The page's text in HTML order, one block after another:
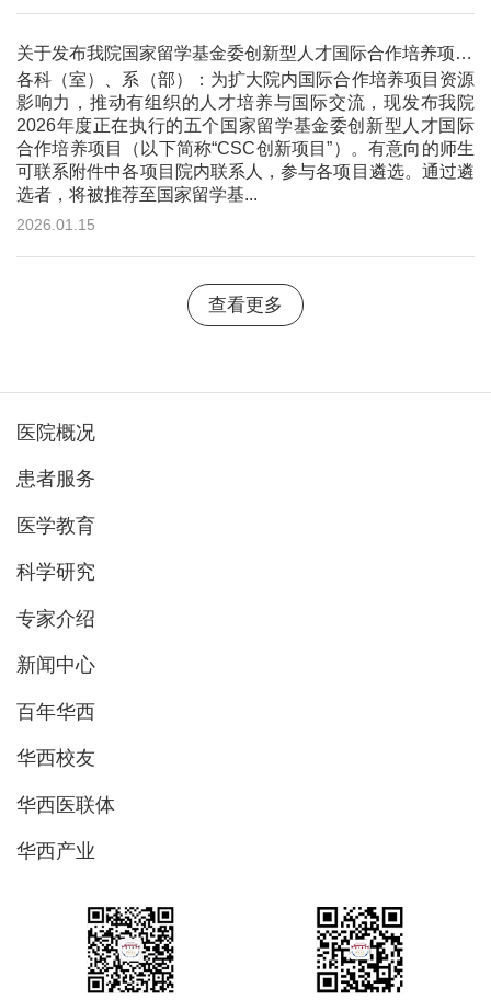
关于发布我院国家留学基金委创新型人才国际合作培养项目信息的通知
各科（室）、系（部）：为扩大院内国际合作培养项目资源
影响力，推动有组织的人才培养与国际交流，现发布我院
2026年度正在执行的五个国家留学基金委创新型人才国际
合作培养项目（以下简称“CSC创新项目”）。有意向的师生
可联系附件中各项目院内联系人，参与各项目遴选。通过遴
选者，将被推荐至国家留学基...
2026.01.15
查看更多
医院概况
患者服务
医学教育
科学研究
专家介绍
新闻中心
百年华西
华西校友
华西医联体
华西产业